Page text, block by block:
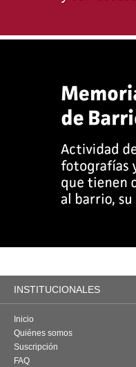
INSTITUCIONALES
Inicio
Quiénes somos
Suscripción
FAQ